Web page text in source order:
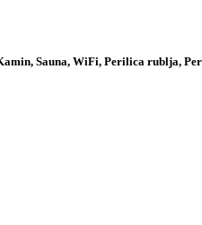
Sauna, WiFi, Perilica rublja,